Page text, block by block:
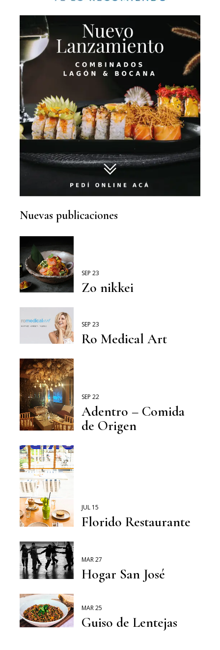
Nuevas publicaciones
SEP 23
Zo nikkei
SEP 23
Ro Medical Art
SEP 22
Adentro – Comida
de Origen
JUL 15
Florido Restaurante
MAR 27
Hogar San José
MAR 25
Guiso de Lentejas